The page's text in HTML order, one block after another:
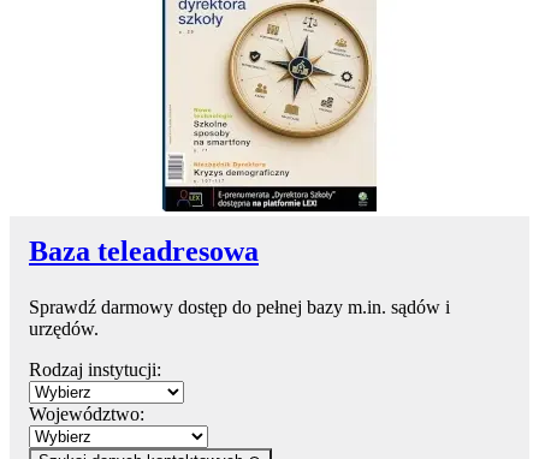
Baza teleadresowa
Sprawdź darmowy dostęp do pełnej bazy m.in. sądów i
urzędów.
Rodzaj instytucji:
Województwo: